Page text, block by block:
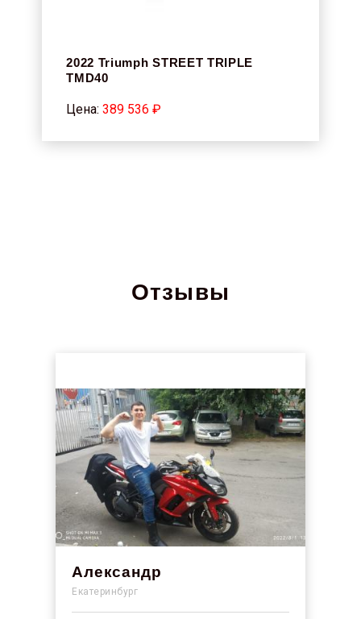
2022 Triumph STREET TRIPLE
TMD40
Цена:389 536 ₽
Отзывы
Александр
Екатеринбург